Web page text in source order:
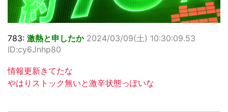
783: 激熱と申したか 2024/03/09(土) 10:30:09.53
ID:cy6Jnhp80
情報更新きてたな
やはりストック無いと激辛状態っぽいな